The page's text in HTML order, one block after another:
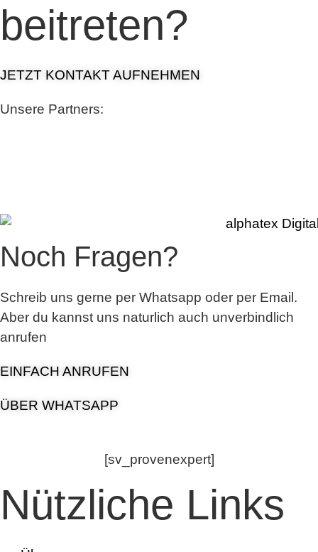
beitreten?
JETZT KONTAKT AUFNEHMEN
Unsere Partners:
Noch Fragen?
Schreib uns gerne per Whatsapp oder per Email.
Aber du kannst uns naturlich auch unverbindlich
anrufen
EINFACH ANRUFEN
ÜBER WHATSAPP
[sv_provenexpert]
Nützliche Links